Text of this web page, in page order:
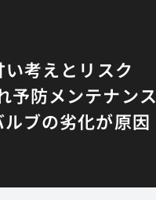
考えとリスク
予防メンテナンス
ブの劣化が原因